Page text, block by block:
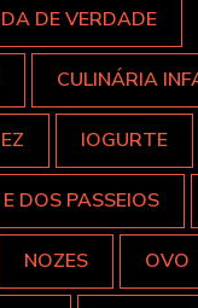
DE VERDADE
CULINÁRIA
IOGURTE
DOS PASSEIOS
NOZES OVO